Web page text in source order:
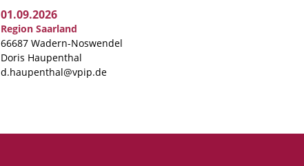
01.09.2026
Region Saarland
66687 Wadern-Noswendel
Doris Haupenthal
d.haupenthal@vpip.de